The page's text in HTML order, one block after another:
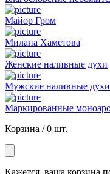
Майор Гром
Милана Хаметова
Женские наливные духи
Мужские наливные духи
Маркированные
Корзина /0 шт.
Кажется, ваша корзина